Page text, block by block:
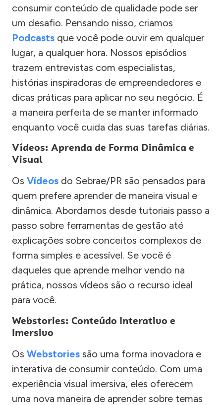
consumir conteúdo de qualidade pode ser
um desafio. Pensando nisso, criamos
Podcasts que você pode ouvir em qualquer
lugar, a qualquer hora. Nossos episódios
trazem entrevistas com especialistas,
histórias inspiradoras de empreendedores e
dicas práticas para aplicar no seu negócio. É
a maneira perfeita de se manter informado
enquanto você cuida das suas tarefas diárias.
Vídeos: Aprenda de Forma Dinâmica e
Visual
Os Vídeos do Sebrae/PR são pensados para
quem prefere aprender de maneira visual e
dinâmica. Abordamos desde tutoriais passo a
passo sobre ferramentas de gestão até
explicações sobre conceitos complexos de
forma simples e acessível. Se você é
daqueles que aprende melhor vendo na
prática, nossos vídeos são o recurso ideal
para você.
Webstories: Conteúdo Interativo e
Imersivo
Os Webstories são uma forma inovadora e
interativa de consumir conteúdo. Com uma
experiência visual imersiva, eles oferecem
uma nova maneira de aprender sobre temas